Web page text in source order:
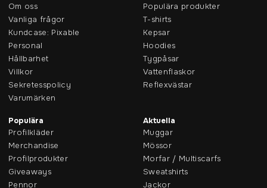
Om oss
Vanliga frågor
Kundcase: Pixable
Personal
Hållbarhet
Villkor
Sekretesspolicy
Varumärken
Populära produkter
T-shirts
Kepsar
Hoodies
Tygpåsar
Vattenflaskor
Reflexvästar
Populära
Profilkläder
Merchandise
Profilprodukter
Giveaways
Pennor
Aktuella
Muggar
Mössor
Morfar / Multiscarfs
Sweatshirts
Jackor